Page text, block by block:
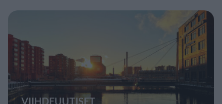
VIIHDEUUTISET